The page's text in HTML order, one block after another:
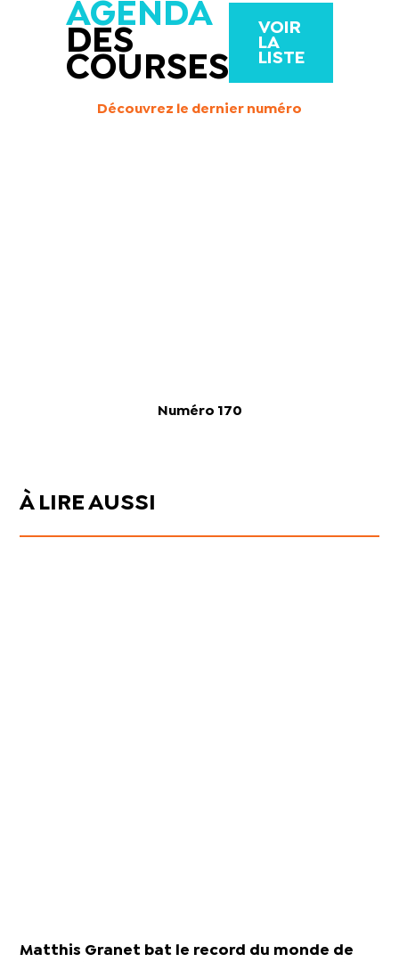
AGENDA
DES
COURSES
VOIR
LA
LISTE
Découvrez le dernier numéro
Numéro 170
À LIRE AUSSI
Matthis Granet bat le record du monde de